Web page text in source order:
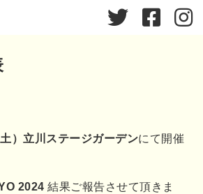
）立川ステージガーデンにて開催
2024 結果ご報告させて頂きま